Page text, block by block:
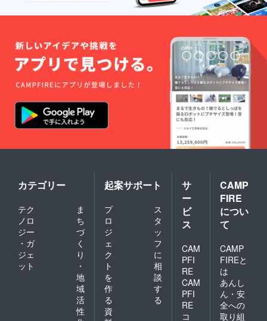
カテゴリー
テク
ノロ
ジー
・ガ
ジェ
ット
ま
ち
づ
く
り
・
地
域
活
性
起案サポート
プ
ロ
ジ
ェ
ク
ト
を
作
る
ス
タ
ッ
フ
に
相
談
す
る
資
サ
ー
ビ
ス
CAM
PFI
RE
CAM
PFI
RE
コ
CAMP
FIRE
につい
て
CAMP
FIREと
は
あんし
ん・安
全への
取り組